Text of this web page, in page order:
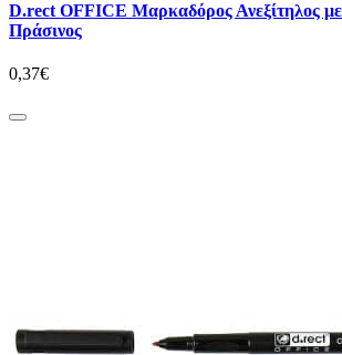
D.rect OFFICE Μαρκαδόρος Ανεξίτηλος
Πράσινος
0,37€